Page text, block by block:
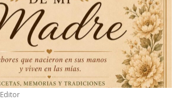
Editor